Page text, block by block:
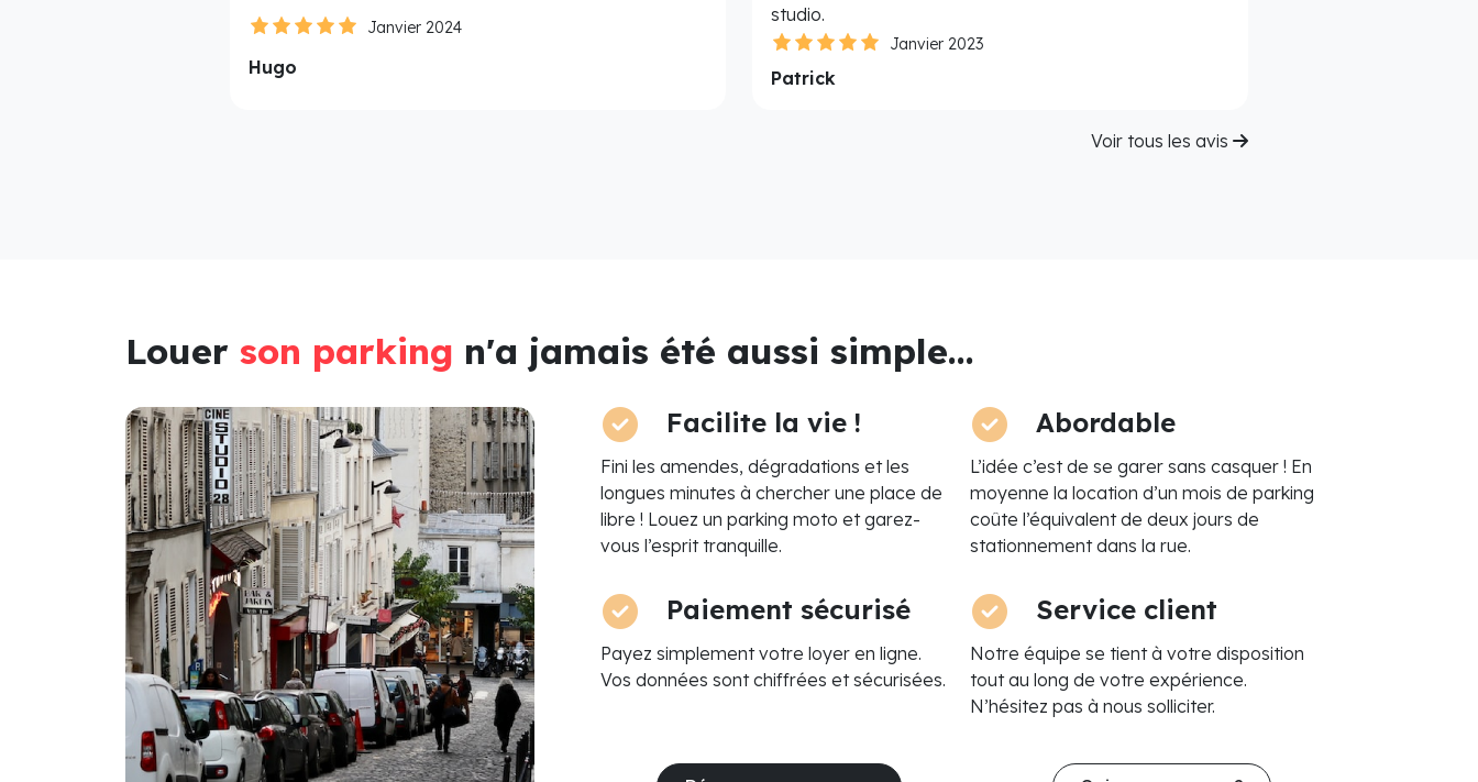
Janvier 2024
Hugo
studio.
Janvier 2023
Patrick
Voir tous les avis
Louer son parking n'a jamais été aussi simple...
Facilite la vie !
Fini les amendes, dégradations et les
longues minutes à chercher une place de
libre ! Louez un parking moto et garez-
vous l’esprit tranquille.
Abordable
L’idée c’est de se garer sans casquer ! En
moyenne la location d’un mois de parking
coûte l’équivalent de deux jours de
stationnement dans la rue.
Paiement sécurisé
Payez simplement votre loyer en ligne.
Vos données sont chiffrées et sécurisées.
Service client
Notre équipe se tient à votre disposition
tout au long de votre expérience.
N’hésitez pas à nous solliciter.